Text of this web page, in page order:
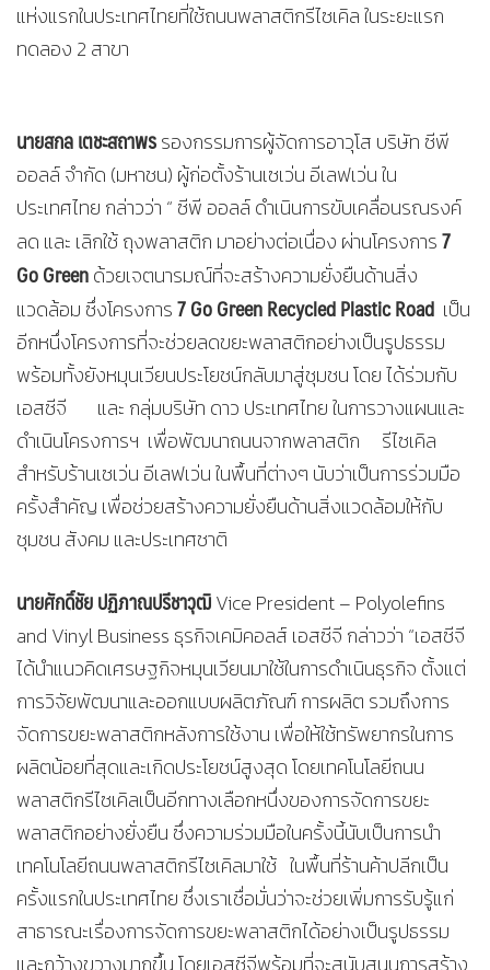
แห่งแรกในประเทศไทยที่ใช้ถนนพลาสติกรีไซเคิล ในระยะแรก
ทดลอง 2 สาขา
นายสกล เตชะสถาพรรองกรรมการผู้จัดการอาวุโส บริษัท ซีพี
ออลล์ จำกัด (มหาชน) ผู้ก่อตั้งร้านเซเว่น อีเลฟเว่น ใน
ประเทศไทย กล่าวว่า “ ซีพี ออลล์ ดำเนินการขับเคลื่อนรณรงค์
ลด และ เลิกใช้ ถุงพลาสติก มาอย่างต่อเนื่อง ผ่านโครงการ7
Go Greenด้วยเจตนารมณ์ที่จะสร้างความยั่งยืนด้านสิ่ง
แวดล้อม ซึ่งโครงการ7Go Green Recycled Plastic Road เป็น
อีกหนึ่งโครงการที่จะช่วยลดขยะพลาสติกอย่างเป็นรูปธรรม
พร้อมทั้งยังหมุนเวียนประโยชน์กลับมาสู่ชุมชน โดย ได้ร่วมกับ
เอสซีจี และ กลุ่มบริษัท ดาว ประเทศไทย ในการวางแผนและ
ดำเนินโครงการฯ เพื่อพัฒนาถนนจากพลาสติก รีไซเคิล
สำหรับร้านเซเว่น อีเลฟเว่น ในพื้นที่ต่างๆ นับว่าเป็นการร่วมมือ
ครั้งสำคัญ เพื่อช่วยสร้างความยั่งยืนด้านสิ่งแวดล้อมให้กับ
ชุมชน สังคม และประเทศชาติ
นายศักดิ์ชัย ปฏิภาณปรีชาวุฒิVice President – Polyolefins
and Vinyl Business ธุรกิจเคมิคอลส์ เอสซีจี กล่าวว่า “เอสซีจี
ได้นำแนวคิดเศรษฐกิจหมุนเวียนมาใช้ในการดำเนินธุรกิจ ตั้งแต่
การวิจัยพัฒนาและออกแบบผลิตภัณฑ์ การผลิต รวมถึงการ
จัดการขยะพลาสติกหลังการใช้งาน เพื่อให้ใช้ทรัพยากรในการ
ผลิตน้อยที่สุดและเกิดประโยชน์สูงสุด โดยเทคโนโลยีถนน
พลาสติกรีไซเคิลเป็นอีกทางเลือกหนึ่งของการจัดการขยะ
พลาสติกอย่างยั่งยืน ซึ่งความร่วมมือในครั้งนี้นับเป็นการนำ
เทคโนโลยีถนนพลาสติกรีไซเคิลมาใช้ ในพื้นที่ร้านค้าปลีกเป็น
ครั้งแรกในประเทศไทย ซึ่งเราเชื่อมั่นว่าจะช่วยเพิ่มการรับรู้แก่
สาธารณะเรื่องการจัดการขยะพลาสติกได้อย่างเป็นรูปธรรม
และกว้างขวางมากขึ้น โดยเอสซีจีพร้อมที่จะสนับสนุนการสร้าง